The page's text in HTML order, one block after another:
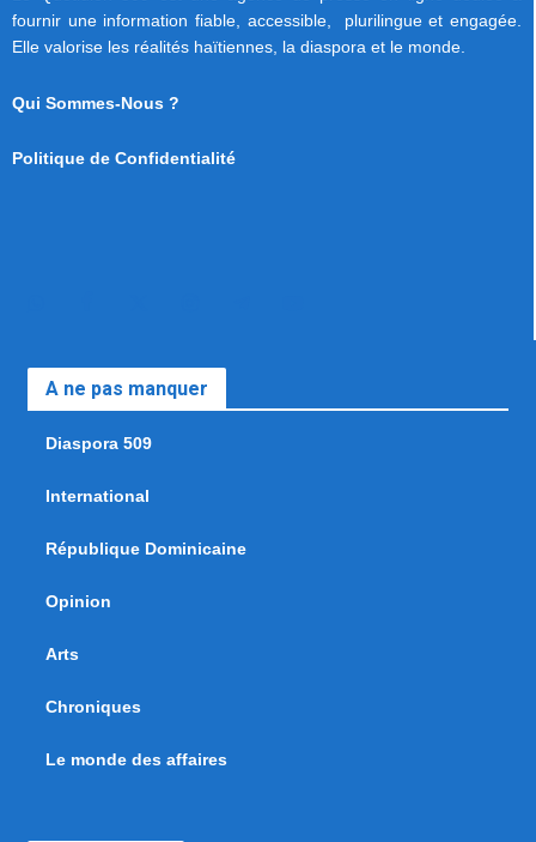
fournir une information fiable, accessible, plurilingue et engagée.
Elle valorise les réalités haïtiennes, la diaspora et le monde.
Qui Sommes-Nous ?
Politique de Confidentialité
A ne pas manquer
Diaspora 509
International
République Dominicaine
Opinion
Arts
Chroniques
Le monde des affaires